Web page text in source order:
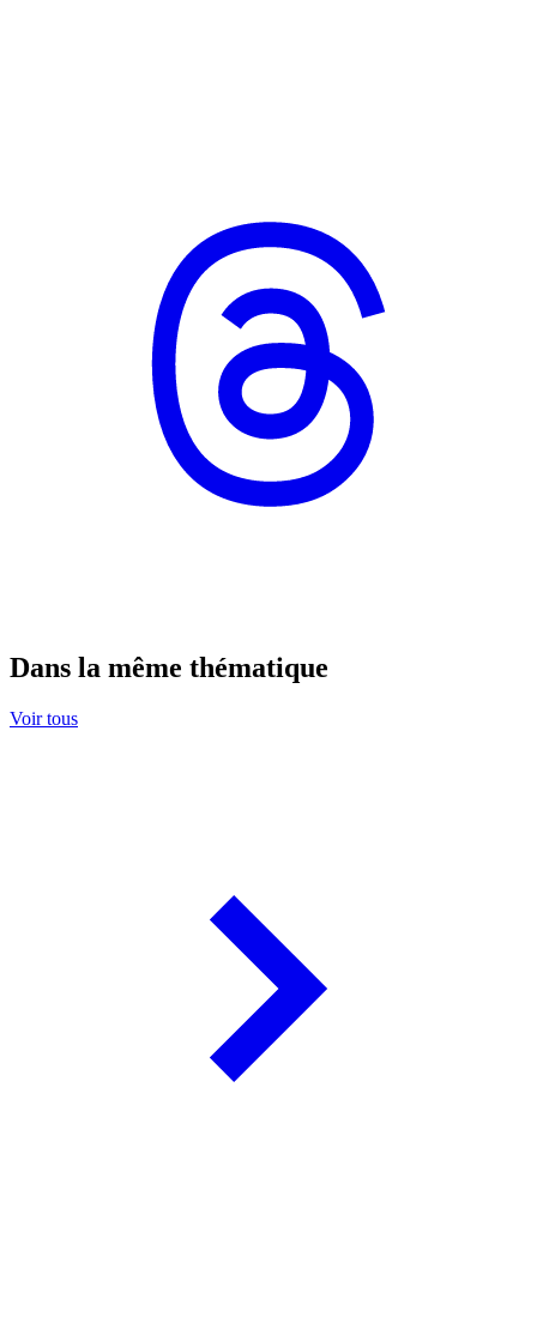
Dans la même thématique
Voir tous